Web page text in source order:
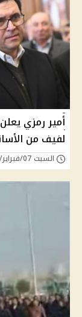
أمير رمزي
لفيف من
السبت 07/فبراير/2026 - 12:54 م